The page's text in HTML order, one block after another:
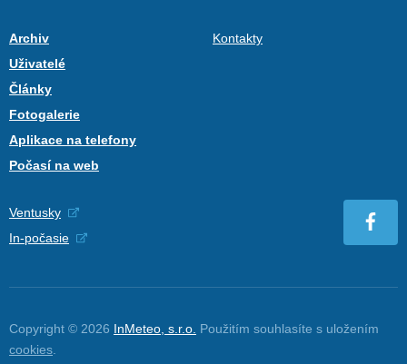
Archiv
Uživatelé
Články
Fotogalerie
Aplikace na telefony
Počasí na web
Kontakty
Ventusky
In-počasie
Copyright © 2026 InMeteo, s.r.o. Použitím souhlasíte s uložením
cookies